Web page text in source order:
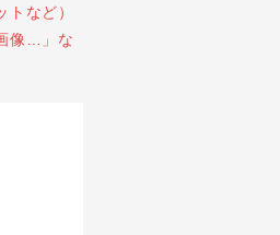
など）
像…」な